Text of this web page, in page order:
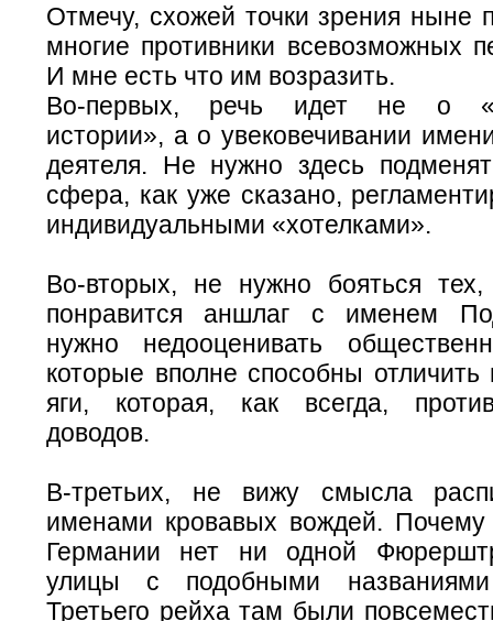
Отмечу, схожей точки зрения ныне
многие противники всевозможных
И мне есть что им возразить.
Во-первых, речь идет не о
истории», а о увековечивании
деятеля. Не нужно здесь
сфера, как уже сказано,
индивидуальными «хотелками».
Во-вторых, не нужно бояться
понравится аншлаг с именем
нужно недооценивать
которые вполне способны
яги, которая, как всегда,
доводов.
В-третьих, не вижу смысла
именами кровавых вождей.
Германии нет ни одной
улицы с подобными
Третьего рейха там были